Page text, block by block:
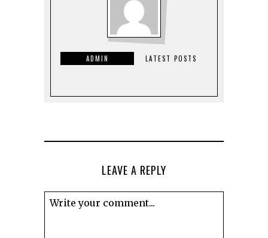
ADMIN LATEST POSTS
LEAVE A REPLY